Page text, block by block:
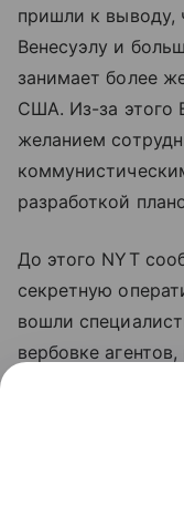
пришли к выводу,
Венесуэлу и
занимает более
США. Из-за этого
желанием
разработкой
До этого NYT
секретную
вошли
вербовке
раскола в
способствовать
готовых